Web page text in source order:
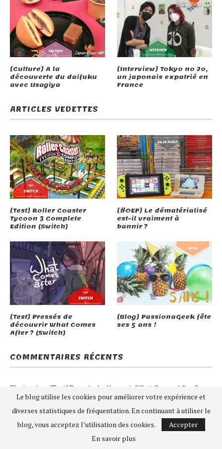
[Culture] A la
découverte du daifuku
avec Usagiya
[Interview] Tokyo no Jo,
un japonais expatrié en
France
ARTICLES VEDETTES
[Test] Roller Coaster
Tycoon 3 Complete
Edition (Switch)
[#OEP] Le dématérialisé
est-il vraiment à
bannir ?
[Test] Pressés de
découvrir What Comes
After ? (Switch)
[Blog] PassionaGeek fête
ses 5 ans !
COMMENTAIRES RÉCENTS
Florian dans [Test] Pressés de découvrir What Comes After ?
(Switch)
[#OEP] Le dématérialisé est-il vraiment à bannir ?
[#OEP] Le dématérialisé est-il vraiment à bannir ?
Le blog utilise les cookies pour améliorer votre expérience et
diverses statistiques de fréquentation. En continuant à utiliser le
blog, vous acceptez l’utilisation des cookies.
Accepter
En savoir plus